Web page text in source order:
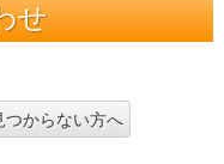
せ
つからない方へ